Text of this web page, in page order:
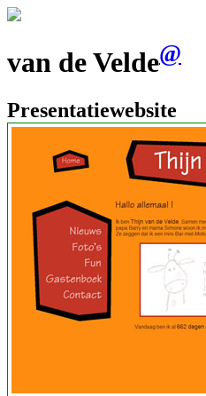
van de Velde@
Presentatiewebsite